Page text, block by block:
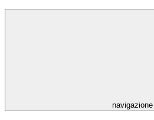
navigazione